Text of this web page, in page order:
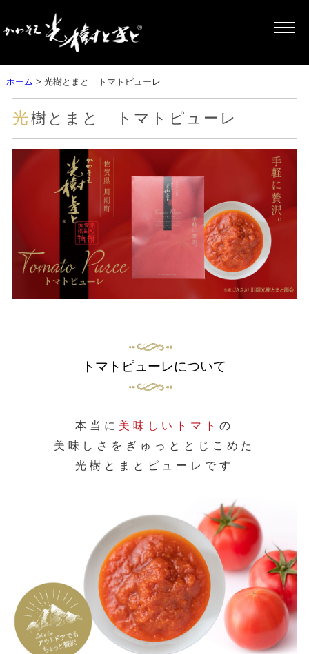
ホーム > 光樹とまと トマトピューレ
光樹とまと トマトピューレ
トマトピューレについて
本当に 美味しいトマトの
美味しさをぎゅっととじこめた
光樹とまとピューレです